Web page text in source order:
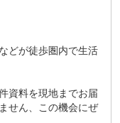
どが徒歩圏内で生活
資料を現地までお届
せん、この機会にぜ